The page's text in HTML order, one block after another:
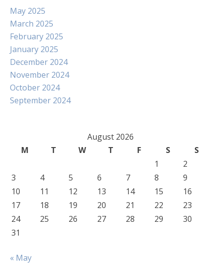
May 2025
March 2025
February 2025
January 2025
December 2024
November 2024
October 2024
September 2024
August 2026
M
T W T F S
S
1
2
3
4 5 6 7 8
9
10
11 12 13 14 15
16
17
18 19 20 21 22
23
24
25 26 27 28 29
30
31
« May